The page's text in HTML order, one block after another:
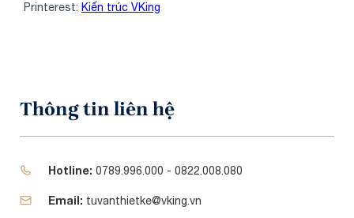
Printerest: Kiến trúc VKing
Thông tin liên hệ
Hotline: 0789.996.000 - 0822.008.080
Email: tuvanthietke@vking.vn